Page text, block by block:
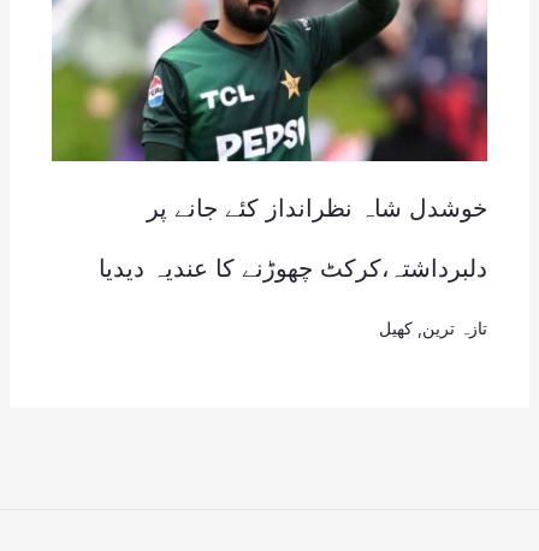
خوشدل شاہ نظرانداز کئے جانے پر
دلبرداشتہ،کرکٹ چھوڑنے کا عندیہ دیدیا
تازہ ترین کھیل